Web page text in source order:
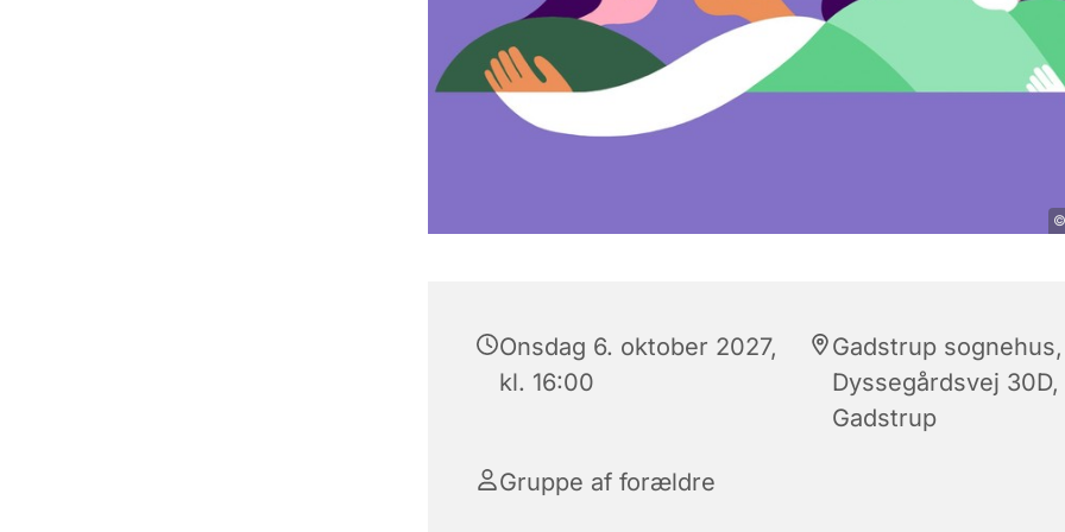
Onsdag 6. oktober 2027,
kl. 16:00
Gadstrup sognehus,
Dyssegårdsvej 30D,
Gadstrup
Gruppe af forældre